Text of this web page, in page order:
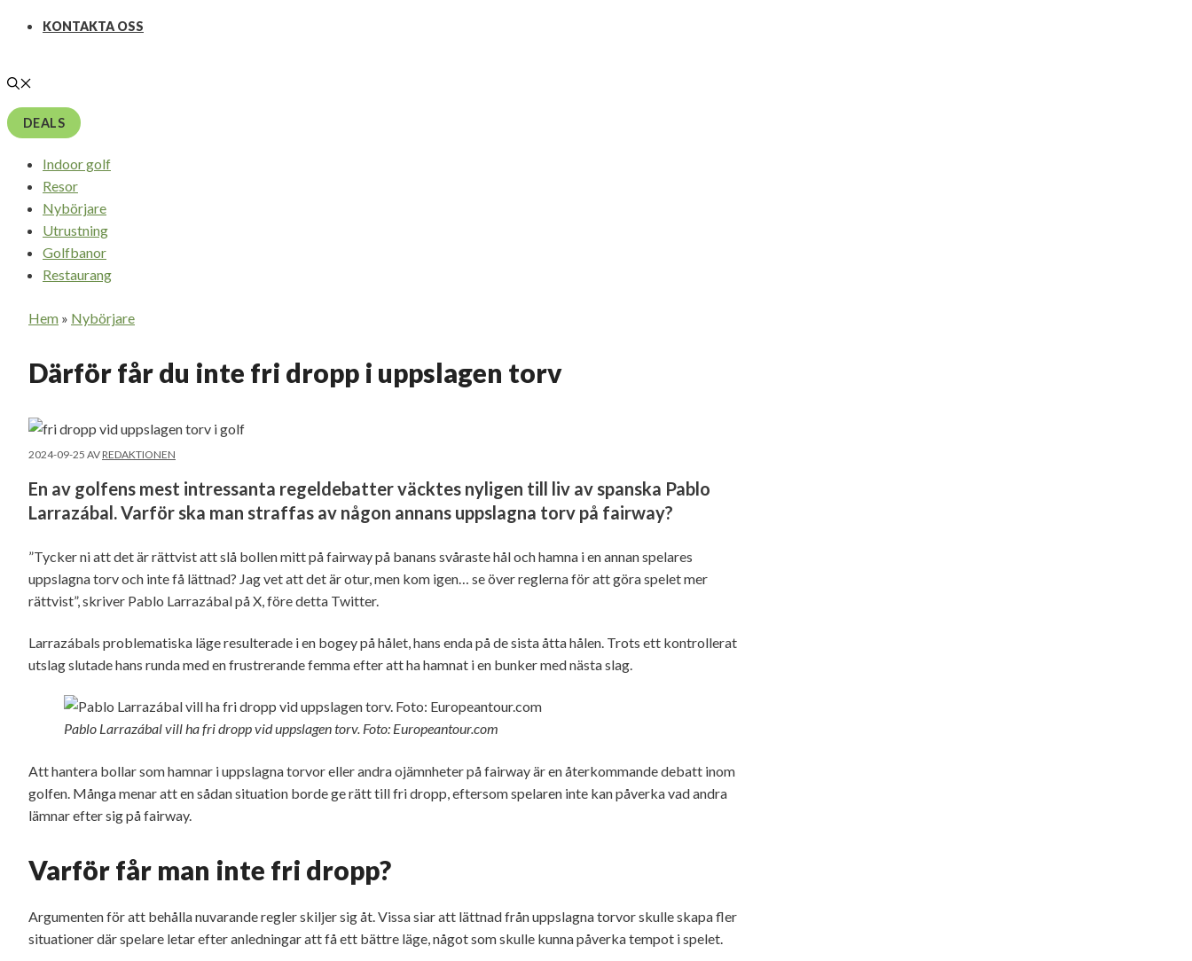
KONTAKTA OSS
DEALS
Indoor golf
Resor
Nybörjare
Utrustning
Golfbanor
Restaurang
Hem » Nybörjare
Därför får du inte fri dropp i uppslagen torv
2024-09-25 AVREDAKTIONEN
En av golfens mest intressanta regeldebatter väcktes nyligen till liv av spanska Pablo
Larrazábal. Varför ska man straffas av någon annans uppslagna torv på fairway?
”Tycker ni att det är rättvist att slå bollen mitt på fairway på banans svåraste hål och hamna i en annan spelares
uppslagna torv och inte få lättnad? Jag vet att det är otur, men kom igen… se över reglerna för att göra spelet mer
rättvist”, skriver Pablo Larrazábal på X, före detta Twitter.
Larrazábals problematiska läge resulterade i en bogey på hålet, hans enda på de sista åtta hålen. Trots ett kontrollerat
utslag slutade hans runda med en frustrerande femma efter att ha hamnat i en bunker med nästa slag.
Pablo Larrazábal vill ha fri dropp vid uppslagen torv. Foto: Europeantour.com
Att hantera bollar som hamnar i uppslagna torvor eller andra ojämnheter på fairway är en återkommande debatt inom
golfen. Många menar att en sådan situation borde ge rätt till fri dropp, eftersom spelaren inte kan påverka vad andra
lämnar efter sig på fairway.
Varför får man inte fri dropp?
Argumenten för att behålla nuvarande regler skiljer sig åt. Vissa siar att lättnad från uppslagna torvor skulle skapa fler
situationer där spelare letar efter anledningar att få ett bättre läge, något som skulle kunna påverka tempot i spelet.